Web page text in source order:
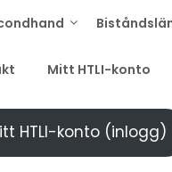
Mitt HTLI-konto
HTLI-konto (inlogg)